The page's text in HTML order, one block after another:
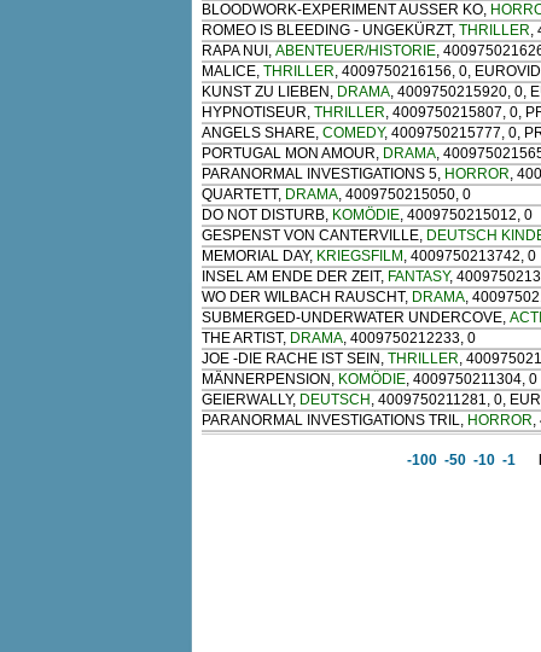
BLOODWORK-EXPERIMENT AUSSER KO,
ROMEO IS BLEEDING - UNGEKÜRZT, THRILLER,
RAPA NUI , ABENTEUER/HISTORIE,
MALICE, THRILLER, 4009750216156, 0,
KUNST ZU LIEBEN , DRAMA, 4009750215920, 0,
HYPNOTISEUR, THRILLER, 4009750215807, 0,
ANGELS SHARE, COMEDY, 4009750215777, 0,
PORTUGAL MON AMOUR, DRAMA,
PARANORMAL INVESTIGATIONS 5, HORROR,
QUARTETT, DRAMA, 4009750215050, 0
DO NOT DISTURB, KOMÖDIE, 4009750215012, 0
GESPENST VON CANTERVILLE, DEUTSCH
MEMORIAL DAY, KRIEGSFILM , 4009750213742, 0
INSEL AM ENDE DER ZEIT, FANTASY,
WO DER WILBACH RAUSCHT, DRAMA,
SUBMERGED-UNDERWATER UNDERCOVE,
THE ARTIST, DRAMA, 4009750212233, 0
JOE -DIE RACHE IST SEIN , THRILLER,
MÄNNERPENSION , KOMÖDIE, 4009750211304, 0
GEIERWALLY, DEUTSCH , 4009750211281, 0,
PARANORMAL INVESTIGATIONS TRIL, HORROR,
-100 -50 -10 -1